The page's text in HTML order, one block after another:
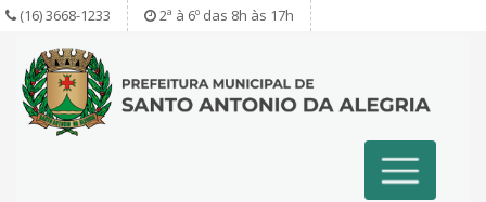
(16) 3668-1233 2ª à 6º das 8h às 17h